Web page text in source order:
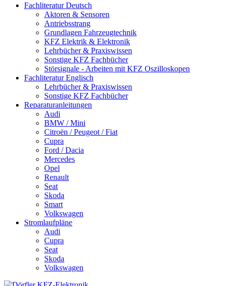
Fachliteratur Deutsch
Aktoren & Sensoren
Antriebsstrang
Grundlagen Fahrzeugtechnik
KFZ Elektrik & Elektronik
Lehrbücher & Praxiswissen
Sonstige KFZ Fachbücher
Störsignale - Arbeiten mit KFZ Oszilloskopen
Fachliteratur Englisch
Lehrbücher & Praxiswissen
Sonstige KFZ Fachbücher
Reparaturanleitungen
Audi
BMW / Mini
Citroën / Peugeot / Fiat
Cupra
Ford / Dacia
Mercedes
Opel
Renault
Seat
Skoda
Smart
Volkswagen
Stromlaufpläne
Audi
Cupra
Seat
Skoda
Volkswagen